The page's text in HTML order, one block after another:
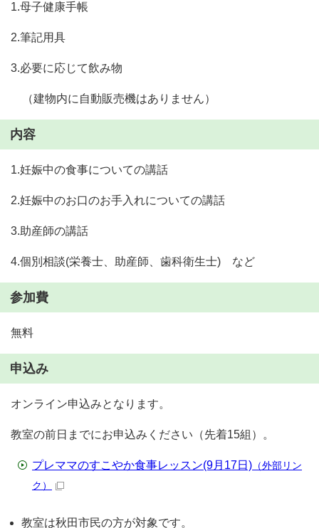
1.母子健康手帳
2.筆記用具
3.必要に応じて飲み物
（建物内に自動販売機はありません）
内容
1.妊娠中の食事についての講話
2.妊娠中のお口のお手入れについての講話
3.助産師の講話
4.個別相談(栄養士、助産師、歯科衛生士) など
参加費
無料
申込み
オンライン申込みとなります。
教室の前日までにお申込みください（先着15組）。
プレママのすこやか食事レッスン(9月17日) （外部リン
ク）
教室は秋田市民の方が対象です。